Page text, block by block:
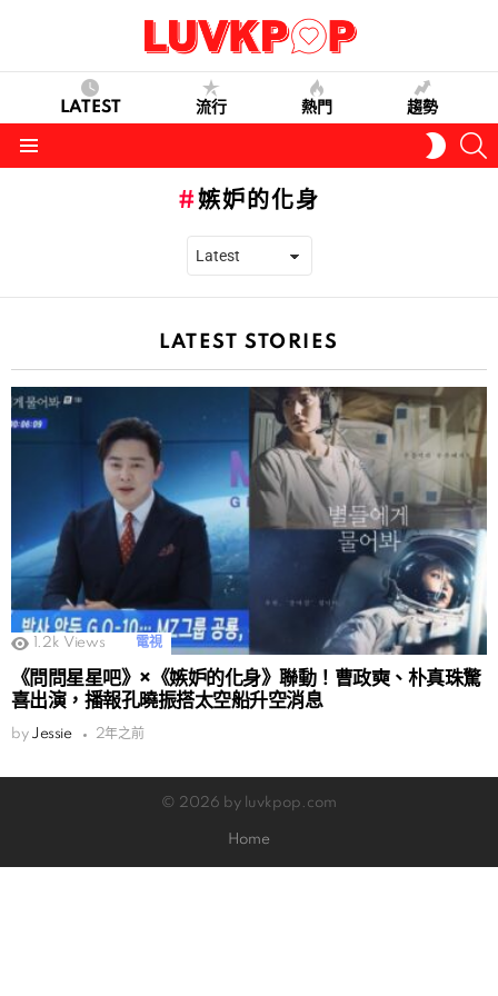
LATEST 流行 熱門 趨勢
SKIN
嫉妒的化身
LATEST STORIES
1.2k Views 電視
《問問星星吧》×《嫉妒的化身》聯動！曹政奭、朴真珠驚
喜出演，播報孔曉振搭太空船升空消息
by Jessie 2年之前
© 2026 by luvkpop.com
Home